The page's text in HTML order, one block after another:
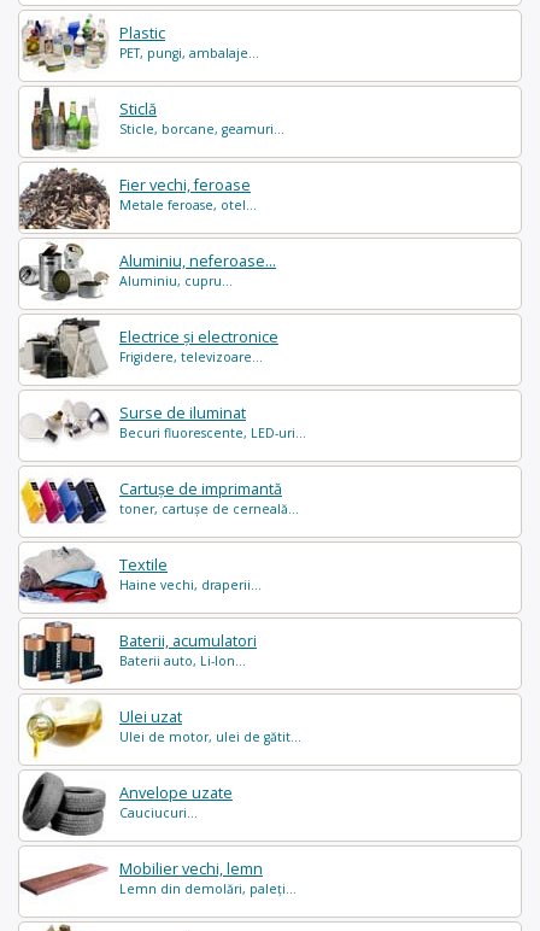
Plastic
PET, pungi, ambalaje...
Sticlă
Sticle, borcane, geamuri...
Fier vechi, feroase
Metale feroase, otel...
Aluminiu, neferoase...
Aluminiu, cupru...
Electrice și electronice
Frigidere, televizoare...
Surse de iluminat
Becuri fluorescente, LED-uri...
Cartușe de imprimantă
toner, cartușe de cerneală...
Textile
Haine vechi, draperii...
Baterii, acumulatori
Baterii auto, Li-Ion...
Ulei uzat
Ulei de motor, ulei de gătit...
Anvelope uzate
Cauciucuri...
Mobilier vechi, lemn
Lemn din demolări, paleți...